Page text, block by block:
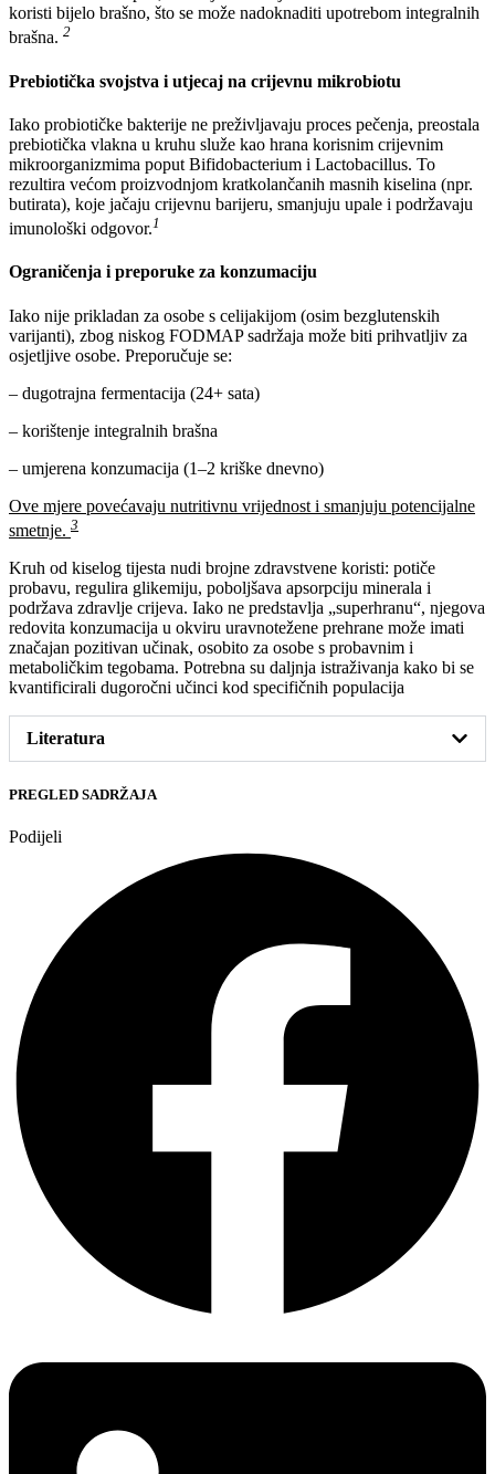
koristi bijelo brašno, što se može nadoknaditi upotrebom integralnih
brašna. 2
Prebiotička svojstva i utjecaj na crijevnu mikrobiotu
Iako probiotičke bakterije ne preživljavaju proces pečenja, preostala
prebiotička vlakna u kruhu služe kao hrana korisnim crijevnim
mikroorganizmima poput Bifidobacterium i Lactobacillus. To
rezultira većom proizvodnjom kratkolančanih masnih kiselina (npr.
butirata), koje jačaju crijevnu barijeru, smanjuju upale i podržavaju
imunološki odgovor.1
Ograničenja i preporuke za konzumaciju
Iako nije prikladan za osobe s celijakijom (osim bezglutenskih
varijanti), zbog niskog FODMAP sadržaja može biti prihvatljiv za
osjetljive osobe. Preporučuje se:
– dugotrajna fermentacija (24+ sata)
– korištenje integralnih brašna
– umjerena konzumacija (1–2 kriške dnevno)
Ove mjere povećavaju nutritivnu vrijednost i smanjuju potencijalne
smetnje. 3
Kruh od kiselog tijesta nudi brojne zdravstvene koristi: potiče
probavu, regulira glikemiju, poboljšava apsorpciju minerala i
podržava zdravlje crijeva. Iako ne predstavlja „superhranu“, njegova
redovita konzumacija u okviru uravnotežene prehrane može imati
značajan pozitivan učinak, osobito za osobe s probavnim i
metaboličkim tegobama. Potrebna su daljnja istraživanja kako bi se
kvantificirali dugoročni učinci kod specifičnih populacija
Literatura
PREGLED SADRŽAJA
Podijeli